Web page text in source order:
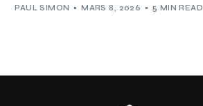
PAUL SIMON MARS 8, 2026 5 MIN READ